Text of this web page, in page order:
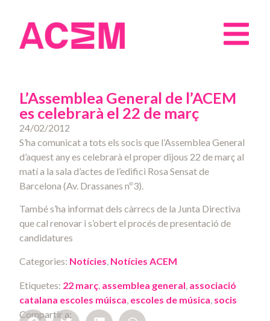
L’Assemblea General de l’ACEM
es celebrarà el 22 de març
24/02/2012
S’ha comunicat a tots els socis que l’Assemblea General
d’aquest any es celebrarà el proper dijous 22 de març al
matí a la sala d’actes de l’edifici Rosa Sensat de
Barcelona (Av. Drassanes nº3).
També s’ha informat dels càrrecs de la Junta Directiva
que cal renovar i s’obert el procés de presentació de
candidatures
Categories: Notícies Notícies ACEM
Etiquetes: 22 març assemblea general associació
catalana escoles múisca escoles de música socis
Compartir a: